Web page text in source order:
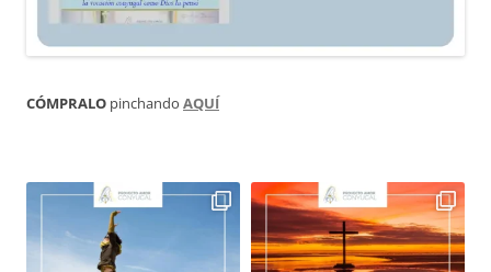
CÓMPRALO pinchando AQUÍ